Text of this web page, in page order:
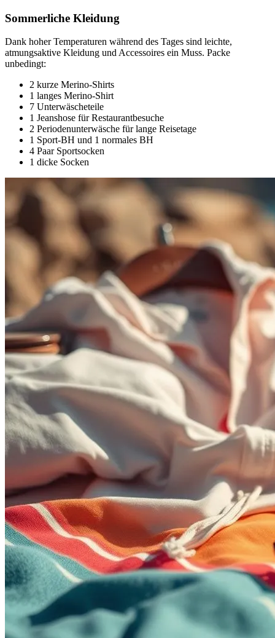
Sommerliche Kleidung
Dank hoher Temperaturen während des Tages sind leichte,
atmungsaktive Kleidung und Accessoires ein Muss. Packe
unbedingt:
2 kurze Merino-Shirts
1 langes Merino-Shirt
7 Unterwäscheteile
1 Jeanshose für Restaurantbesuche
2 Periodenunterwäsche für lange Reisetage
1 Sport-BH und 1 normales BH
4 Paar Sportsocken
1 dicke Socken